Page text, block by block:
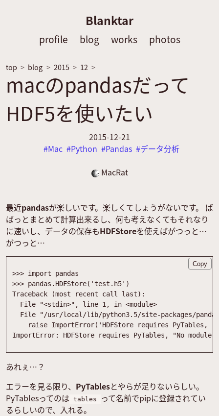
Blanktar
profile blog works photos
top blog 2015 12
macのpandasだって
HDF5を使いたい
2015-12-21
Mac
Python Pandas
データ分析
MacRat
最近pandasが楽しいです。楽しくてしょうがないです。 ば
ばっとまとめて計算出来るし、何も考えなくてもそれなり
に速いし、データの保存もHDFStoreを使えばがつっと…
がつっと…
Copy
>>> import
pandas
>>> pandas . HDFStore( ' test.h5' )
Traceback
(most recent call last) :
File
"<stdin>" , line 1 , in <module>
File
"/usr/local/lib/python3.5/site-packages/
raise ImportError( ' HDFStore requires PyTables,
ImportError: HDFStore requires PyTables , "No module
あれぇ…？
エラーを見る限り、 PyTablesとやらが足りないらしい。
PyTablesってのは tables
って名前でpipに登録されてい
るらしいので、入れる。